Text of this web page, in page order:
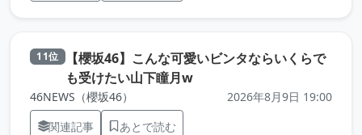
11位
​【櫻坂46】こんな可愛いビンタならいくらで
も受けたい山下瞳月w（元記事を新しいタブで開
46NEWS（櫻坂46）
2026年8月9日 19:00
関連記事
あとで読む